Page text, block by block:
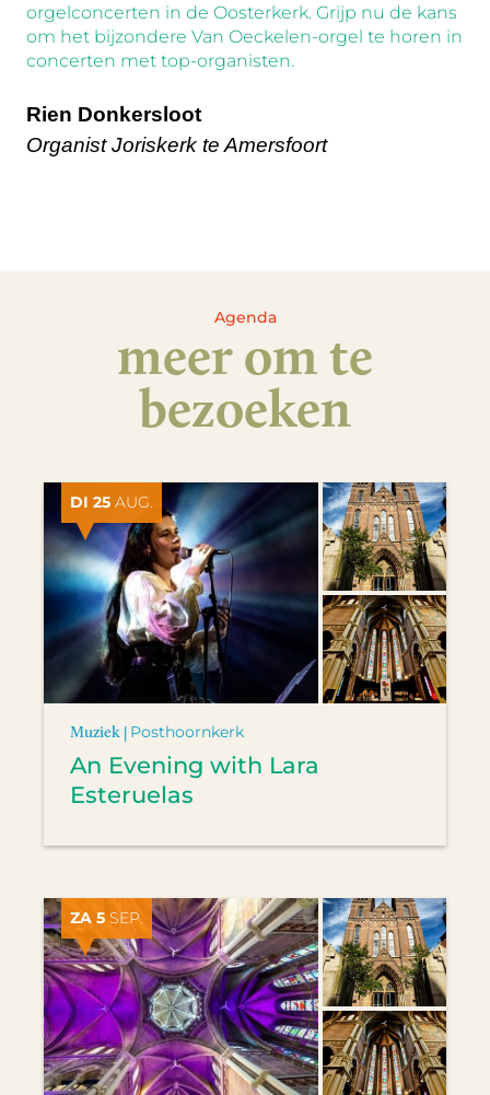
orgelconcerten in de Oosterkerk. Grijp nu de kans
om het bijzondere Van Oeckelen-orgel te horen in
concerten met top-organisten.
Rien Donkersloot
Organist Joriskerk te Amersfoort
Agenda
meer om te
bezoeken
DI 25 AUG.
Muziek | Posthoornkerk
An Evening with Lara
Esteruelas
ZA 5 SEP.